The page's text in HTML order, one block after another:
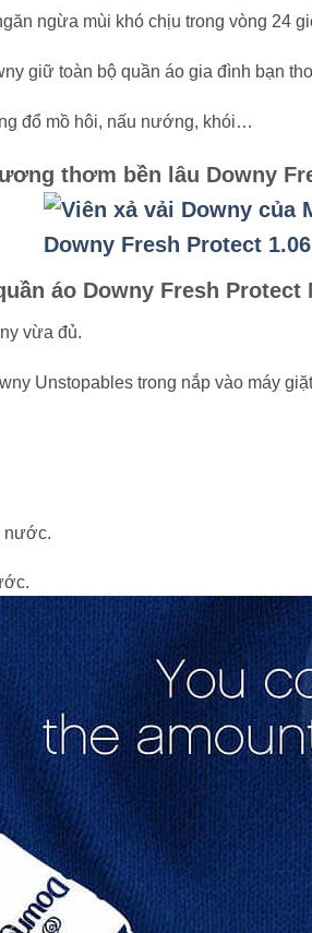
ngừa mùi khó chịu trong vòng 24
giữ toàn bộ quần áo gia đình bạn
đổ mồ hôi, nấu nướng, khói…
thơm bền lâu Downy
áo Downy Fresh Protect
vừa đủ.
Unstopables trong nắp vào máy
nước.